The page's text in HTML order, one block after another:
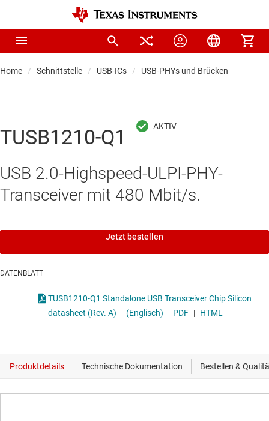
Home Schnittstelle USB-ICs USB-PHYs und Brücken
TUSB1210-Q1
USB 2.0-Highspeed-ULPI-PHY-
Transceiver mit 480 Mbit/s.
Jetzt bestellen
DATENBLATT
TUSB1210-Q1 Standalone USB Transceiver Chip Silicon
datasheet (Rev. A)
(Englisch) PDF | HTML